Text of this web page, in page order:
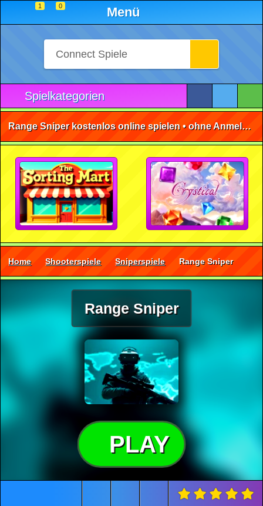
1 0 Menü
Spielkategorien
Range Sniper kostenlos online spielen • ohne Anmeldung 🕹️
Home Shooterspiele Sniperspiele Range Sniper
Range Sniper
PLAY